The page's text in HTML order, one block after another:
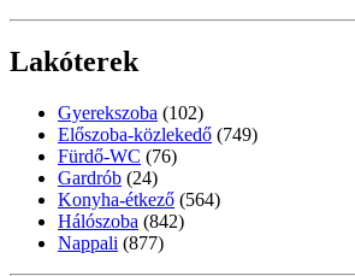
Lakóterek
Gyerekszoba (102)
Előszoba-közlekedő (749)
Fürdő-WC (76)
Gardrób (24)
Konyha-étkező (564)
Hálószoba (842)
Nappali (877)